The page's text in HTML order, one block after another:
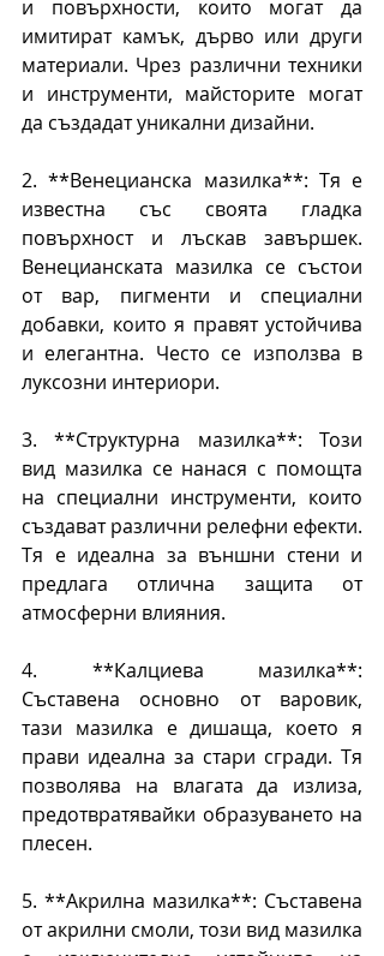
и повърхности, които могат да
имитират камък, дърво или други
материали. Чрез различни техники
и инструменти, майсторите могат
да създадат уникални дизайни.
2. **Венецианска мазилка**: Тя е
известна със своята гладка
повърхност и лъскав завършек.
Венецианската мазилка се състои
от вар, пигменти и специални
добавки, които я правят устойчива
и елегантна. Често се използва в
луксозни интериори.
3. **Структурна мазилка**: Този
вид мазилка се нанася с помощта
на специални инструменти, които
създават различни релефни ефекти.
Тя е идеална за външни стени и
предлага отлична защита от
атмосферни влияния.
4. **Калциева мазилка**:
Съставена основно от варовик,
тази мазилка е дишаща, което я
прави идеална за стари сгради. Тя
позволява на влагата да излиза,
предотвратявайки образуването на
плесен.
5. **Акрилна мазилка**: Съставена
от акрилни смоли, този вид мазилка